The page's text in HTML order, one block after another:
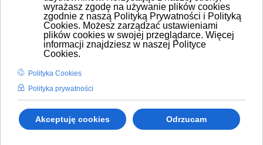
Nazwa użytkownika
Hasło*